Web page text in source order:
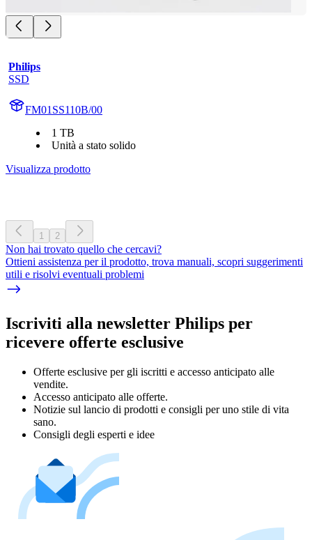
Philips
SSD
FM01SS110B/00
1 TB
Unità a stato solido
Visualizza prodotto
1 2
Non hai trovato quello che cercavi?
Ottieni assistenza per il prodotto, trova manuali, scopri suggerimenti
utili e risolvi eventuali problemi
Iscriviti alla newsletter Philips per
ricevere offerte esclusive
Offerte esclusive per gli iscritti e accesso anticipato alle
vendite.
Accesso anticipato alle offerte.
Notizie sul lancio di prodotti e consigli per uno stile di vita
sano.
Consigli degli esperti e idee